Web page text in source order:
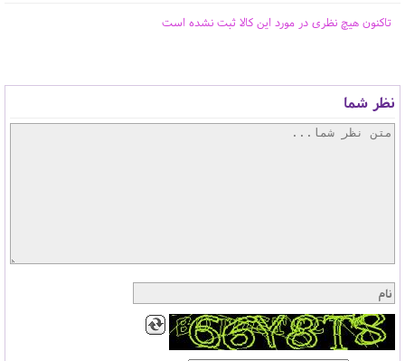
تاکنون هیچ نظری در مورد این کالا ثبت نشده است
نظر شما